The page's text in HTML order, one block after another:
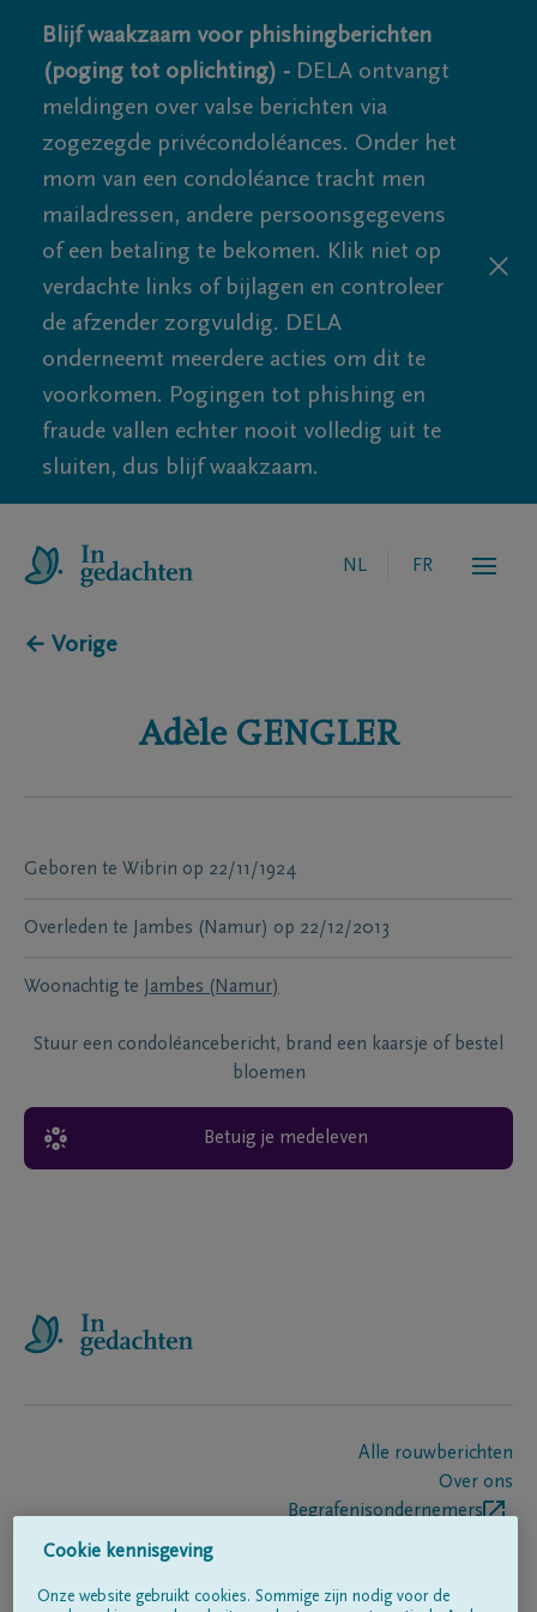
Blijf waakzaam voor phishingberichten
(poging tot oplichting) - DELA ontvangt
meldingen over valse berichten via
zogezegde privécondoléances. Onder het
mom van een condoléance tracht men
mailadressen, andere persoonsgegevens
of een betaling te bekomen. Klik niet op
verdachte links of bijlagen en controleer
de afzender zorgvuldig. DELA
onderneemt meerdere acties om dit te
voorkomen. Pogingen tot phishing en
fraude vallen echter nooit volledig uit te
sluiten, dus blijf waakzaam.
NL FR
← Vorige
Adèle GENGLER
Geboren te Wibrin op 22/11/1924
Overleden te Jambes (Namur) op 22/12/2013
Woonachtig te Jambes (Namur)
Stuur een condoléancebericht, brand een kaarsje of bestel
bloemen
Betuig je medeleven
Alle rouwberichten
Over ons
Begrafenisondernemers
Cookie kennisgeving
Onze website gebruikt cookies. Sommige zijn nodig voor de